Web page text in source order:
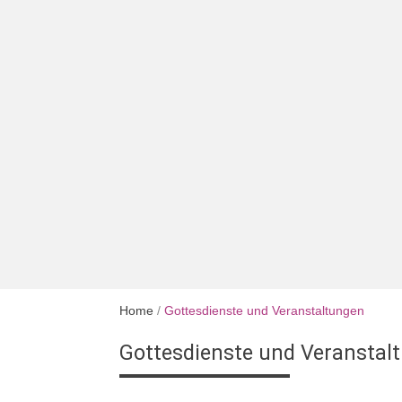
Home / Gottesdienste und Veranstaltungen
Gottesdienste und